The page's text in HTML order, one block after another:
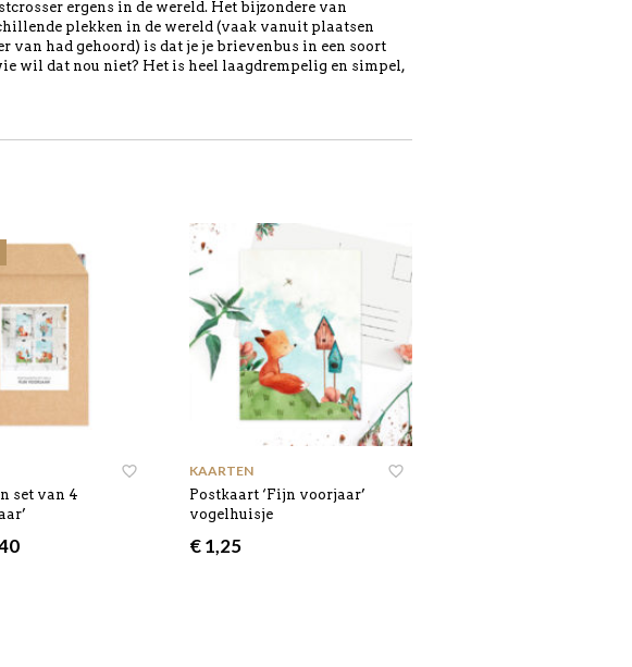
ergens in de wereld. Het bijzondere van
plekken in de wereld (vaak vanuit plaatsen
van had gehoord) is dat je je brievenbus in een soort
wil dat nou niet? Het is heel laagdrempelig en simpel,
set van 4
Huidige
KAARTEN
Postkaart ‘Fijn voorjaar’
vogelhuisje
€1,25